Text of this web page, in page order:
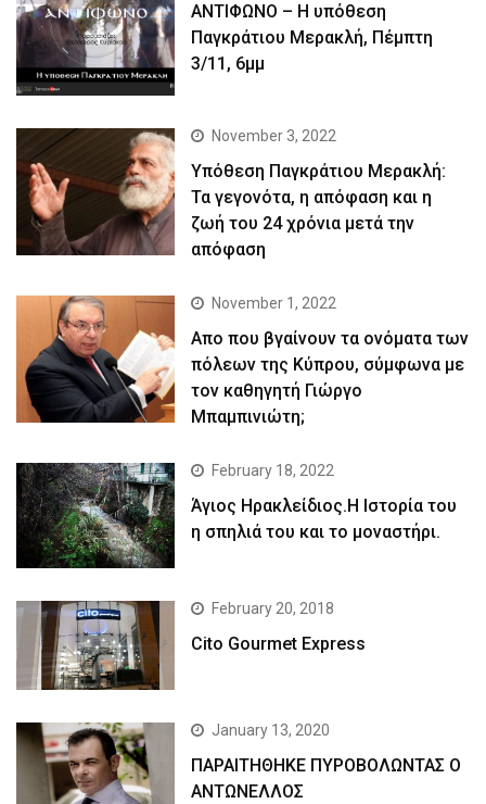
ΑΝΤΙΦΩΝΟ – Η υπόθεση
Παγκράτιου Μερακλή, Πέμπτη
3/11, 6μμ
November 3, 2022
Yπόθεση Παγκράτιου Μερακλή:
Τα γεγονότα, η απόφαση και η
ζωή του 24 χρόνια μετά την
απόφαση
November 1, 2022
Απο που βγαίνουν τα ονόματα των
πόλεων της Κύπρου, σύμφωνα με
τον καθηγητή Γιώργο
Μπαμπινιώτη;
February 18, 2022
Άγιος Ηρακλείδιος.Η Ιστορία του
η σπηλιά του και το μοναστήρι.
February 20, 2018
Cito Gourmet Express
January 13, 2020
ΠΑΡΑΙΤΗΘΗΚΕ ΠΥΡΟΒΟΛΩΝΤΑΣ Ο
ΑΝΤΩΝΕΛΛΟΣ